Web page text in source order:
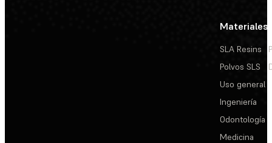
Materiales
SLA Resins
Polvos SLS
Uso general
Ingeniería
Odontología
Medicina